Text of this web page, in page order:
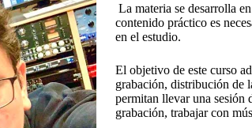
La materia se desarrolla
contenido práctico es
en el estudio.
El objetivo de este curso
grabación, distribución de
permitan llevar una sesión
grabación, trabajar con